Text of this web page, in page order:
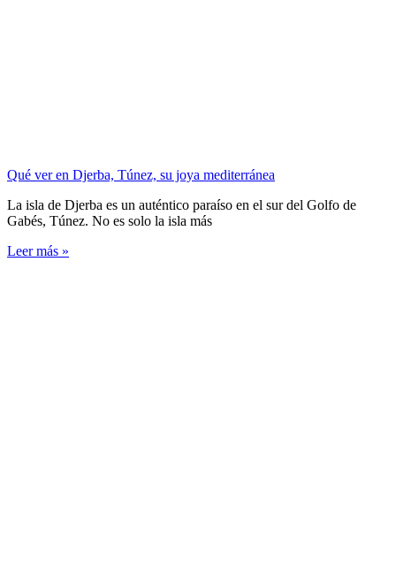
Qué ver en Djerba, Túnez, su joya mediterránea
La isla de Djerba es un auténtico paraíso en el sur del Golfo de
Gabés, Túnez. No es solo la isla más
Leer más »